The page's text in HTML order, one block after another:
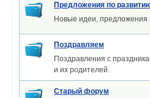
Предложения по
Новые идеи, предложения
Поздравляем
Поздравления с
и их родителей.
Старый форум